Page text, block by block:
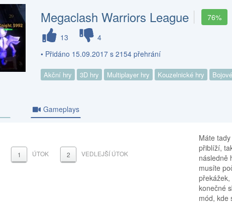
Megaclash Warriors League
76%
13
4
• Přidáno 15.09.2017 s 2154 přehrání
Akční hry 3D hry Multiplayer hry Kouzelnické hry
Gameplays
1 ÚTOK 2 VEDLEJŠÍ ÚTOK
Máte
přiblíží,
následně
musíte
konečné
mód, kde